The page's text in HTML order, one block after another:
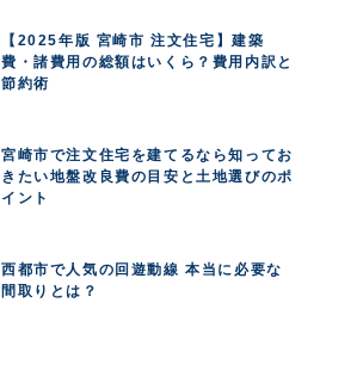
【2025年版 宮崎市 注文住宅】建築
費・諸費用の総額はいくら？費用内訳と
節約術
宮崎市で注文住宅を建てるなら知ってお
きたい地盤改良費の目安と土地選びのポ
イント
西都市で人気の回遊動線 本当に必要な
間取りとは？